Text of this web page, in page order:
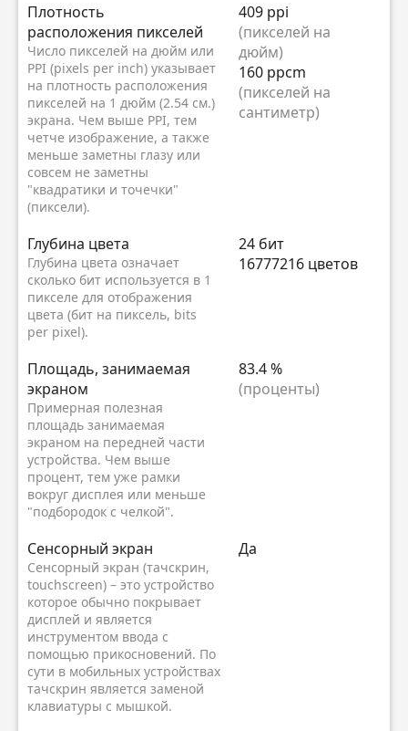
Плотность
расположения пикселей
Число пикселей на дюйм или
PPI (pixels per inch) указывает
на плотность расположения
пикселей на 1 дюйм (2.54 см.)
экрана. Чем выше PPI, тем
четче изображение, а также
меньше заметны глазу или
совсем не заметны
"квадратики и точечки"
(пиксели).
409 ppi
(пикселей на
дюйм)
160 ppcm
(пикселей на
сантиметр)
Глубина цвета
Глубина цвета означает
сколько бит используется в 1
пикселе для отображения
цвета (бит на пиксель, bits
per pixel).
24 бит
16777216 цветов
Площадь, занимаемая
экраном
Примерная полезная
площадь занимаемая
экраном на передней части
устройства. Чем выше
процент, тем уже рамки
вокруг дисплея или меньше
"подбородок с челкой".
83.4 %
(проценты)
Сенсорный экран
Сенсорный экран (тачскрин,
touchscreen) – это устройство
которое обычно покрывает
дисплей и является
инструментом ввода с
помощью прикосновений. По
сути в мобильных устройствах
тачскрин является заменой
клавиатуры с мышкой.
Да